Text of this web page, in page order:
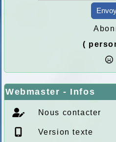
(
Webmaster - Infos
Nous contacter
Version texte